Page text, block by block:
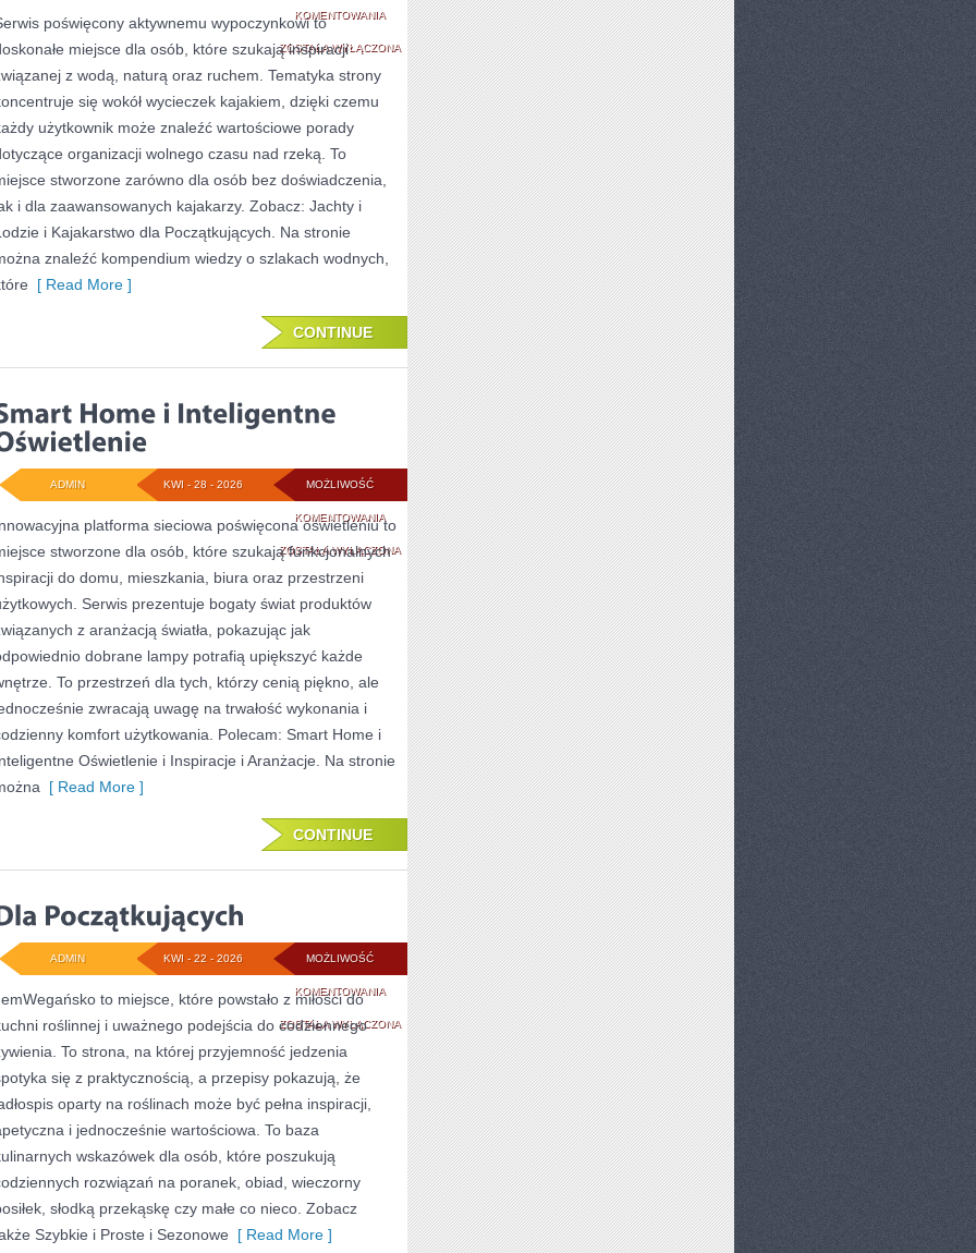
KOMENTOWANIAŻEGLARSTWO
TURYSTYCZNE
ZOSTAŁA WYŁĄCZONA
poświęcony aktywnemu wypoczynkowi to
miejsce dla osób, które szukają inspiracji
z wodą, naturą oraz ruchem. Tematyka strony
się wokół wycieczek kajakiem, dzięki czemu
użytkownik może znaleźć wartościowe porady
organizacji wolnego czasu nad rzeką. To
stworzone zarówno dla osób bez doświadczenia,
i dla zaawansowanych kajakarzy. Zobacz: Jachty i
i Kajakarstwo dla Początkujących. Na stronie
znaleźć kompendium wiedzy o szlakach wodnych,
[ Read More ]
CONTINUE
MOŻLIWOŚĆ
KOMENTOWANIASMART
HOME
INTELIGENTNE
OŚWIETLENIE
ZOSTAŁA WYŁĄCZONA
KWI - 28 - 2026
ADMIN
platforma sieciowa poświęcona oświetleniu to
stworzone dla osób, które szukają funkcjonalnych
do domu, mieszkania, biura oraz przestrzeni
Serwis prezentuje bogaty świat produktów
z aranżacją światła, pokazując jak
dobrane lampy potrafią upiększyć każde
To przestrzeń dla tych, którzy cenią piękno, ale
zwracają uwagę na trwałość wykonania i
komfort użytkowania. Polecam: Smart Home i
Oświetlenie i Inspiracje i Aranżacje. Na stronie
[ Read More ]
CONTINUE
MOŻLIWOŚĆ
KOMENTOWANIADLA
POCZĄTKUJĄCYCH
ZOSTAŁA WYŁĄCZONA
KWI - 22 - 2026
ADMIN
to miejsce, które powstało z miłości do
roślinnej i uważnego podejścia do codziennego
To strona, na której przyjemność jedzenia
się z praktycznością, a przepisy pokazują, że
oparty na roślinach może być pełna inspiracji,
i jednocześnie wartościowa. To baza
wskazówek dla osób, które poszukują
rozwiązań na poranek, obiad, wieczorny
słodką przekąskę czy małe co nieco. Zobacz
Szybkie i Proste i Sezonowe [ Read More ]